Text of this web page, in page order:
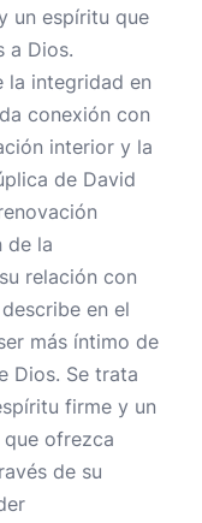
un espíritu que
a Dios.
la integridad en
conexión con
interior y la
de David
de la
relación con
en el
más íntimo de
Dios. Se trata
firme y un
ofrezca
de su